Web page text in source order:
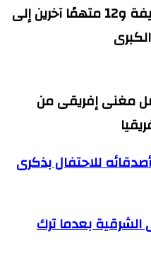
إحالة أوراق المذيعة سارة خليفة و12 متهمًا آخرين إلى
مغنى إفريقى من
للاحتفال بذكرى
بعدما ترك